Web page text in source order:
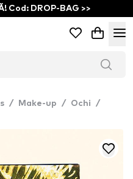
Cod: DROP-BAG >>
/ Make-up / Ochi
/